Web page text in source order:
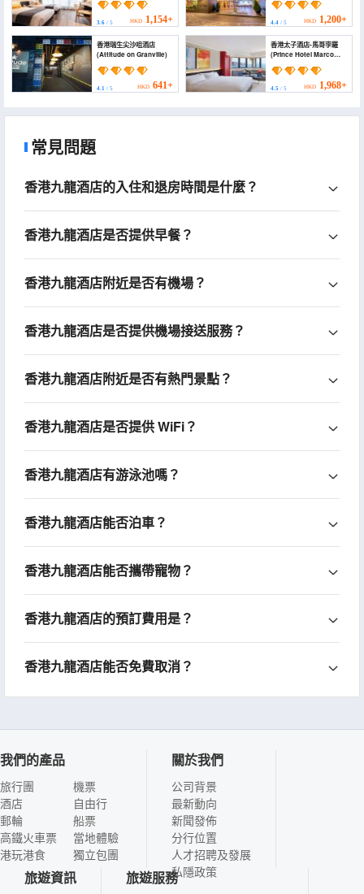
3.6 / 5 HKD 1,154+ 4.4/ 5 HKD 1,200+
香港瑞生尖沙咀酒店
(Attitude on Granville)
4.1 / 5 HKD 641+
香港太子酒店-馬哥孛羅
(Prince Hotel Marco
Polo)
4.5/ 5 HKD 1,968+
常見問題
香港九龍酒店的入住和退房時間是什麼？
香港九龍酒店是否提供早餐？
香港九龍酒店附近是否有機場？
香港九龍酒店是否提供機場接送服務？
香港九龍酒店附近是否有熱門景點？
香港九龍酒店是否提供 WiFi？
香港九龍酒店有游泳池嗎？
香港九龍酒店能否泊車？
香港九龍酒店能否攜帶寵物？
香港九龍酒店的預訂費用是？
香港九龍酒店能否免費取消？
我們的產品
旅行團
酒店
郵輪
高鐵火車票
港玩港食
機票
自由行
船票
當地體驗
獨立包團
關於我們
公司背景
最新動向
新聞發佈
分行位置
人才招聘及發展
私隱政策
旅遊資訊 旅遊服務